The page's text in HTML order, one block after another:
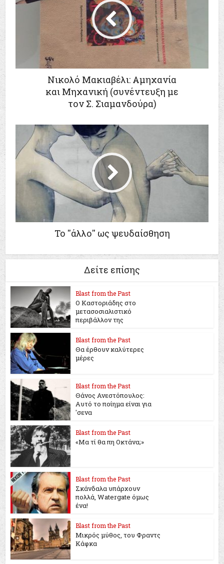
Νικολό Μακιαβέλι: Αμηχανία
και Μηχανική (συνέντευξη με
τον Σ. Σιαμανδούρα)
Το ''άλλο'' ως ψευδαίσθηση
Δείτε επίσης
Blast from the Past
Ο Καστοριάδης στο
μετασοσιαλιστικό
περιβάλλον της
Blast from the Past
Θα έρθουν καλύτερες
μέρες
Blast from the Past
Θάνος Ανεστόπουλος:
Αυτό το ποίημα είναι για
'σενα
Blast from the Past
«Μα τί θα πη Οκτάνα;»
Blast from the Past
Σκάνδαλα υπάρχουν
πολλά, Watergate όμως
ένα!
Blast from the Past
Μικρός μύθος, του Φραντς
Κάφκα